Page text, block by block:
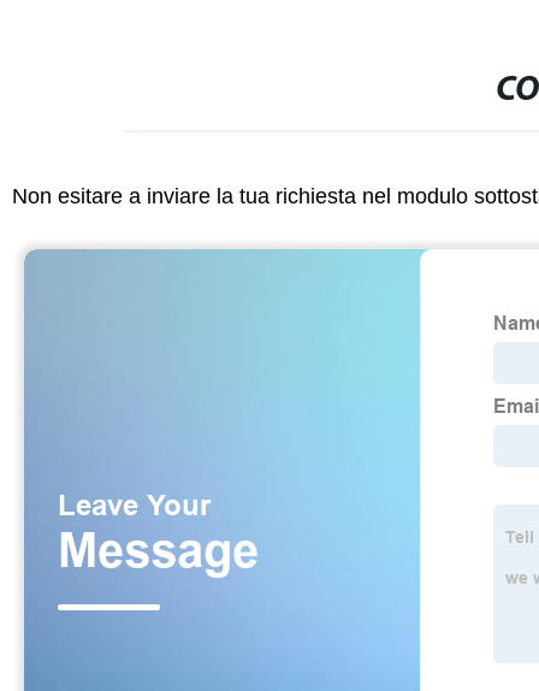
Non esitare a inviare la tua richiesta nel modulo